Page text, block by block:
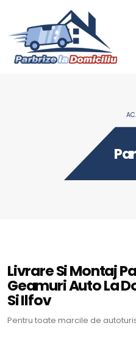
Livrare Si Montaj
Geamuri Auto La
Si Ilfov
Pentru toate marcile de